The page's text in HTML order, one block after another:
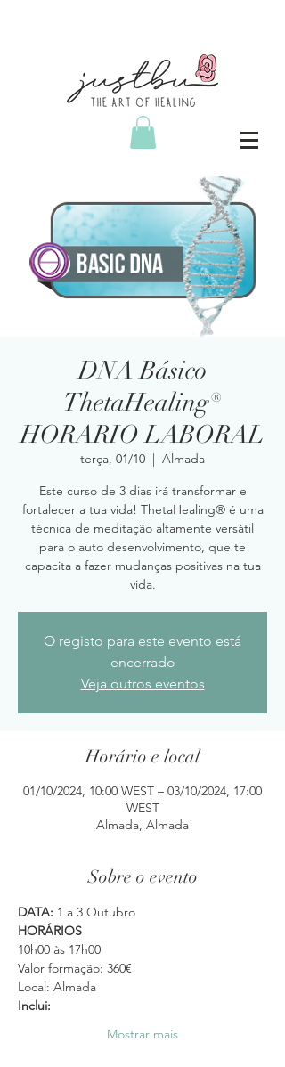
DNA Básico
ThetaHealing®
HORARIO LABORAL
terça, 01/10
  |
Almada
Este curso de 3 dias irá transformar e
fortalecer a tua vida! ThetaHealing® é uma
técnica de meditação altamente versátil
para o auto desenvolvimento, que te
capacita a fazer mudanças positivas na tua
vida.
O registo para este evento está
encerrado
Veja outros eventos
Horário e local
01/10/2024, 10:00 WEST – 03/10/2024, 17:00
WEST
Almada, Almada
Sobre o evento
DATA: 1 a 3 Outubro
HORÁRIOS
10h00 às 17h00
Valor formação: 360€
Local: Almada
Inclui:
Mostrar mais